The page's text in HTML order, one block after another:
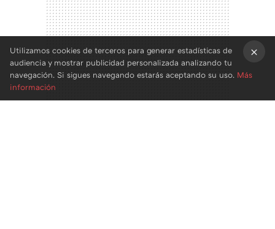
Utilizamos cookies de terceros para generar estadísticas de
audiencia y mostrar publicidad personalizada analizando tu
navegación. Si sigues navegando estarás aceptando su uso. Más
información